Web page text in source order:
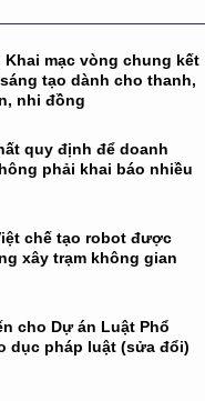
Khai mạc vòng chung kết
tạo dành cho thanh,
nhi đồng
quy định để doanh
phải khai báo nhiều
chế tạo robot được
xây trạm không gian
cho Dự án Luật Phổ
dục pháp luật (sửa đổi)